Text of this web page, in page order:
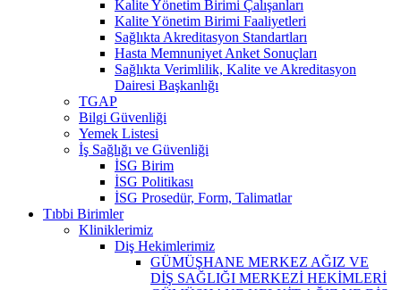
Kalite Yönetim Birimi Çalışanları
Kalite Yönetim Birimi Faaliyetleri
Sağlıkta Akreditasyon Standartları
Hasta Memnuniyet Anket Sonuçları
Sağlıkta Verimlilik, Kalite ve Akreditasyon
Dairesi Başkanlığı
TGAP
Bilgi Güvenliği
Yemek Listesi
İş Sağlığı ve Güvenliği
İSG Birim
İSG Politikası
İSG Prosedür, Form, Talimatlar
Tıbbi Birimler
Kliniklerimiz
Diş Hekimlerimiz
GÜMÜŞHANE MERKEZ AĞIZ VE
DİŞ SAĞLIĞI MERKEZİ HEKİMLERİ